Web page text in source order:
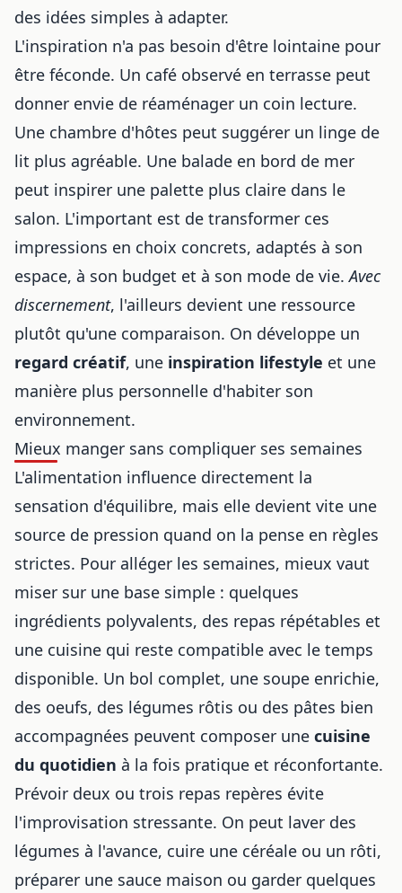
des idées simples à adapter.
L'inspiration n'a pas besoin d'être lointaine pour
être féconde. Un café observé en terrasse peut
donner envie de réaménager un coin lecture.
Une chambre d'hôtes peut suggérer un linge de
lit plus agréable. Une balade en bord de mer
peut inspirer une palette plus claire dans le
salon. L'important est de transformer ces
impressions en choix concrets, adaptés à son
espace, à son budget et à son mode de vie.Avec
discernement, l'ailleurs devient une ressource
plutôt qu'une comparaison. On développe un
regard créatif, une inspiration lifestyle et une
manière plus personnelle d'habiter son
environnement.
Mieux manger sans compliquer ses semaines
L'alimentation influence directement la
sensation d'équilibre, mais elle devient vite une
source de pression quand on la pense en règles
strictes. Pour alléger les semaines, mieux vaut
miser sur une base simple : quelques
ingrédients polyvalents, des repas répétables et
une cuisine qui reste compatible avec le temps
disponible. Un bol complet, une soupe enrichie,
des oeufs, des légumes rôtis ou des pâtes bien
accompagnées peuvent composer une cuisine
du quotidien à la fois pratique et réconfortante.
Prévoir deux ou trois repas repères évite
l'improvisation stressante. On peut laver des
légumes à l'avance, cuire une céréale ou un rôti,
préparer une sauce maison ou garder quelques